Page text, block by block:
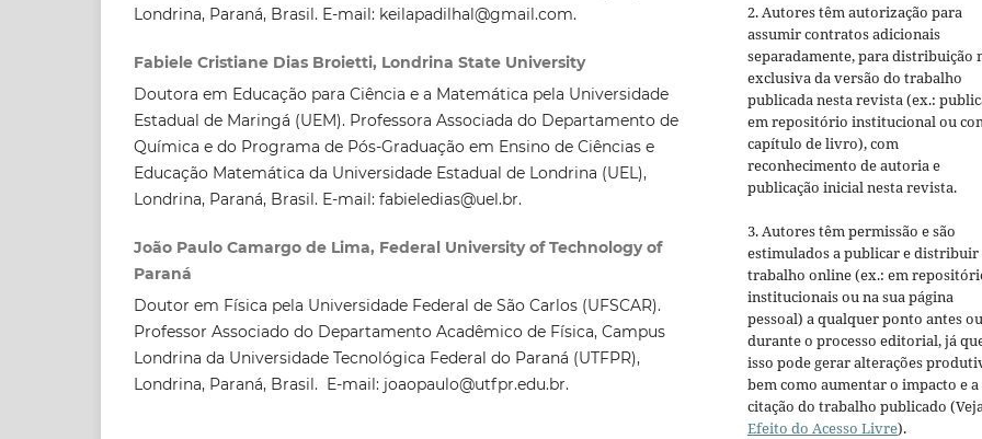
Londrina, Paraná, Brasil. E-mail: keilapadilhal@gmail.com.
Fabiele Cristiane Dias Broietti, Londrina State University
Doutora em Educação para Ciência e a Matemática pela Universidade
Estadual de Maringá (UEM). Professora Associada do Departamento de
Química e do Programa de Pós-Graduação em Ensino de Ciências e
Educação Matemática da Universidade Estadual de Londrina (UEL),
Londrina, Paraná, Brasil. E-mail: fabieledias@uel.br.
João Paulo Camargo de Lima, Federal University of Technology of
Paraná
Doutor em Física pela Universidade Federal de São Carlos (UFSCAR).
Professor Associado do Departamento Acadêmico de Física, Campus
Londrina da Universidade Tecnológica Federal do Paraná (UTFPR),
Londrina, Paraná, Brasil. E-mail: joaopaulo@utfpr.edu.br.
2. Autores têm autorização para
assumir contratos adicionais
separadamente, para distribuição
exclusiva da versão do trabalho
publicada nesta revista (ex.:
em repositório institucional ou
capítulo de livro), com
reconhecimento de autoria e
publicação inicial nesta revista.
3. Autores têm permissão e são
estimulados a publicar e distribuir
trabalho online (ex.: em
institucionais ou na sua página
pessoal) a qualquer ponto antes ou
durante o processo editorial, já
isso pode gerar alterações
bem como aumentar o impacto e a
citação do trabalho publicado
Efeito do Acesso Livre).